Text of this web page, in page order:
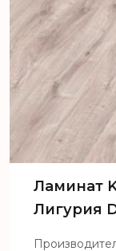
Ламинат
Лигурия